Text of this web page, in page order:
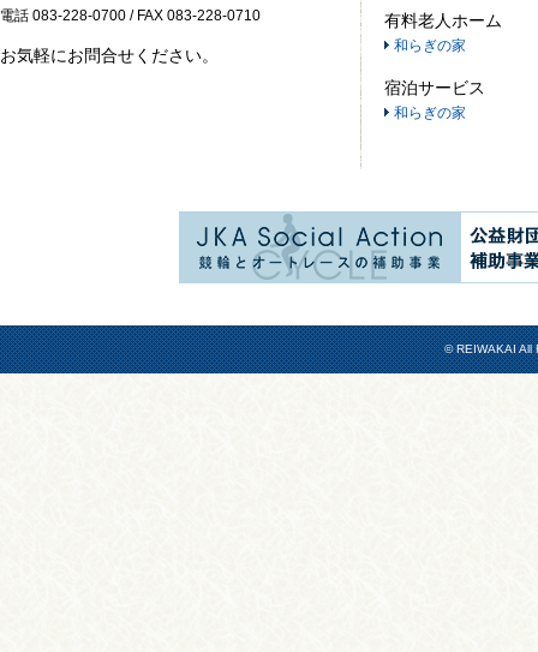
電話 083-228-0700 / FAX 083-228-0710
お気軽にお問合せください。
有料老人ホーム
和らぎの家
宿泊サービス
和らぎの家
© REIWAKAI All